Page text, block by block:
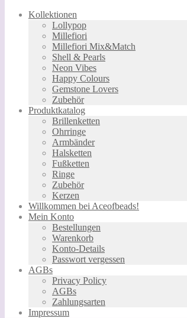
Kollektionen
Lollypop
Millefiori
Millefiori Mix&Match
Shell & Pearls
Neon Vibes
Happy Colours
Gemstone Lovers
Zubehör
Produktkatalog
Brillenketten
Ohrringe
Armbänder
Halsketten
Fußketten
Ringe
Zubehör
Kerzen
Willkommen bei Aceofbeads!
Mein Konto
Bestellungen
Warenkorb
Konto-Details
Passwort vergessen
AGBs
Privacy Policy
AGBs
Zahlungsarten
Impressum